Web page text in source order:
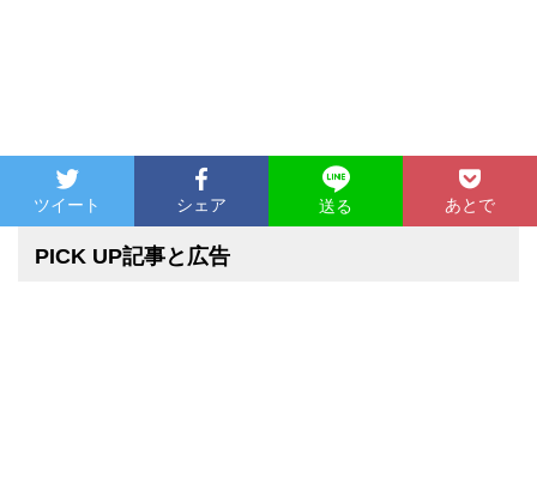
ツイート シェア 送る あとで
PICK UP記事と広告